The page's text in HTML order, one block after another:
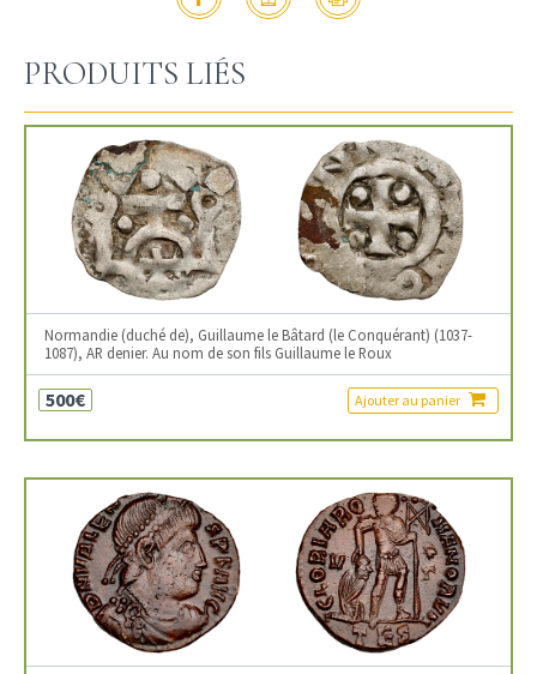
PRODUITS LIÉS
Normandie (duché de), Guillaume le Bâtard (le Conquérant) (1037-
1087), AR denier. Au nom de son fils Guillaume le Roux
500€ Ajouter au panier